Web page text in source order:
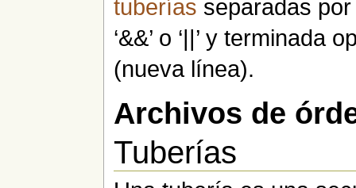
tuberías separadas por
‘&&’ o ‘||’ y terminada
(nueva línea).
Archivos de
Tuberías